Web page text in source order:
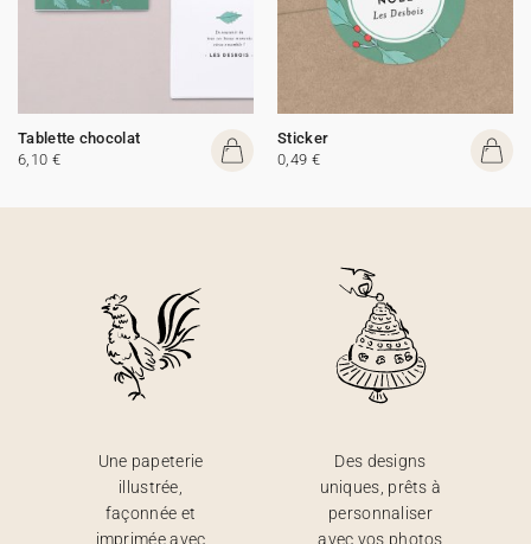
Tablette chocolat
6,10 €
Sticker
0,49 €
Une papeterie
illustrée,
façonnée et
imprimée avec
Des designs
uniques, prêts à
personnaliser
avec vos photos